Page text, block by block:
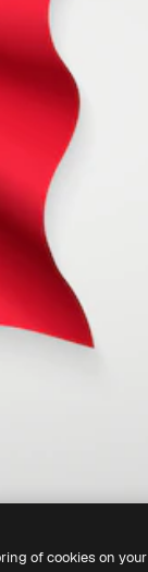
of cookies on